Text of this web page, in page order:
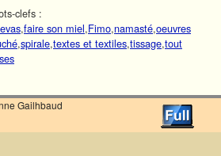
clefs :
,faire son miel,Fimo,namasté,oeuvres
,spirale,textes et textiles,tissage,tout
Gailhbaud